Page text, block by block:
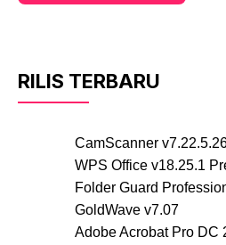
RILIS TERBARU
CamScanner
WPS Office v18.25.1
Folder Guard
GoldWave v7.07
Adobe Acrobat Pro DC